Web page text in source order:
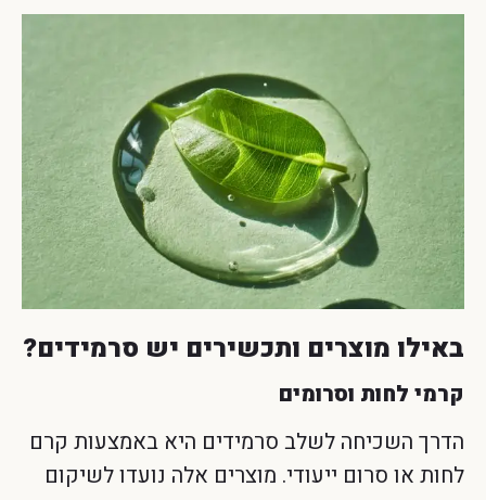
באילו מוצרים ותכשירים יש סרמידים?
קרמי לחות וסרומים
הדרך השכיחה לשלב סרמידים היא באמצעות קרם
לחות או סרום ייעודי. מוצרים אלה נועדו לשיקום